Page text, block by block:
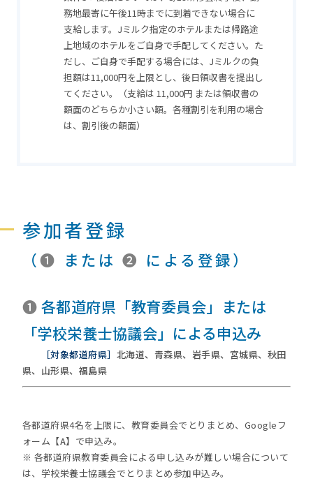
務地最寄に午後11時までに到着できない場合に
支給します。Jミルク指定のホテルまたは帰路途
上地域のホテルをご自身で手配してください。た
だし、ご自身で手配する場合には、Jミルクの負
担額は11,000円を上限とし、後日領収書を提出し
てください。（支給は 11,000円 または領収書の
額面のどちらか小さい額。各種割引を利用の場合
は、割引後の額面）
参加者登録
（❶ または ❷ による登録）
❶各都道府県「教育委員会」または
「学校栄養士協議会」による申込み
［対象都道府県］ 北海道、青森県、岩手県、宮城県、秋田
県、山形県、福島県
各都道府県4名を上限に、教育委員会でとりまとめ、Googleフ
ォーム 【A】 で申込み。
※ 各都道府県教育委員会による申し込みが難しい場合について
は、学校栄養士協議会でとりまとめ参加申込み。